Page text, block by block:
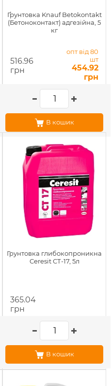
Ґрунтовка Knauf Betokontakt
(Бетоноконтакт) адгезійна, 5
кг
516.96
грн
опт від 80
шт
454.92
грн
В кошик
Грунтовка глибокопроникна
Ceresit СТ-17, 5л
365.04
грн
В кошик